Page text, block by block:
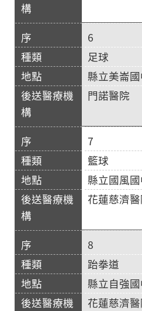
6
足球
縣立美崙國
門諾醫院
7
籃球
縣立國風國
花蓮慈濟
8
跆拳道
縣立自強國
花蓮慈濟